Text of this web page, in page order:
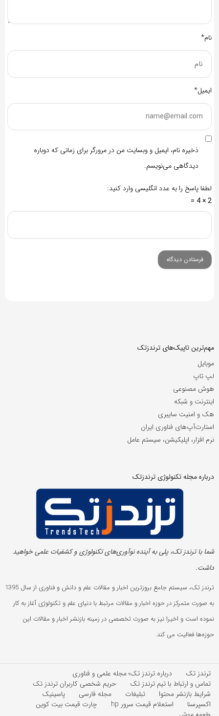
نام*
ایمیل*
ذخیره نام، ایمیل و وبسایت من در مرورگر برای زمانی که دوباره
دیدگاهی می‌نویسم.
لطفا پاسخ را به عدد انگلیسی وارد کنید:
2 × 4 =
مهم‌ترین تاپیک‌های ترندزتک
موبایل
لپ تاپ
هوش مصنوعی
اینترنت و شبکه
هک و امنیت سایبری
استارت‌آپ‌های فناوری ایران
نرم افزار، اپلیکیشن، سیستم عامل
درباره مجله تکنولوژی ترندزتک
شما با ترندز تک، پلی به آینده‌ نوآوری‌های تکنولوژی و کشفیات علمی خواهید
داشت.
ترندز تک، سیستم جامع بروزترین اخبار و مقالات علم و دانش و فناوری از سال 1395
به صورت متمرکز در حوزه اخبار و مقالات مرتبط با دنیای علم و تکنولوژی آغاز به کار
نموده است و اخیرا نیز به صورت تخصصی در زمینه بازنشر اخبار و مقالات این
حوزه‌ها فعالیت می کند.
ترندز تک
درباره ترندز تک؛ مجله علمی و فناوری
تماس و ارتباط با تیم ترندز تک
حریم شخصی کاربران ترندز تک
شرایط بازنشر محتوا
تبلیغات مجله فارسی
پاسینیک
اکسپرسنا
استعلام قیمت سرور hp
چارت قیمت بیت کوین